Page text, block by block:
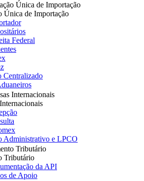
Única de Importação
Única de Importação
Federal
Centralizado
Internacionais
Administrativo e LPCO
Tributário
Tributário
da API
de Apoio